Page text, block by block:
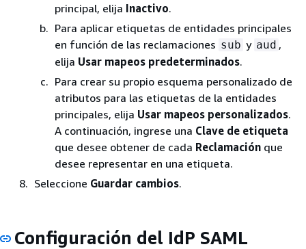
principal, elija Inactivo.
Para aplicar etiquetas de entidades principales
en función de las reclamaciones sub y aud ,
elija Usar mapeos predeterminados.
Para crear su propio esquema personalizado de
atributos para las etiquetas de la entidades
principales, elija Usar mapeos personalizados.
A continuación, ingrese una Clave de etiqueta
que desee obtener de cada Reclamación que
desee representar en una etiqueta.
Seleccione Guardar cambios.
Configuración del IdP SAML